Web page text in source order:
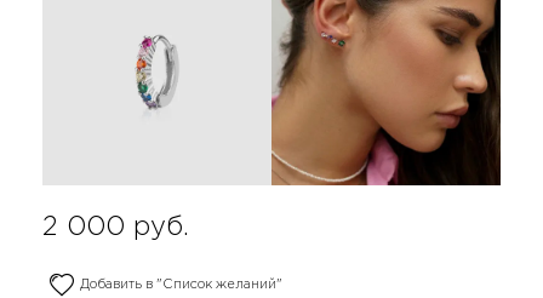
2 000 руб.
Добавить в "Список желаний"